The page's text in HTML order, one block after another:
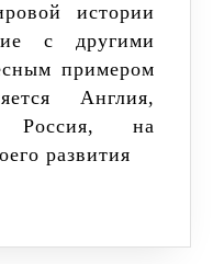
истории
с другими
примером
Англия,
на
развития